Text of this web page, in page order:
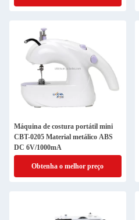
Máquina de costura portátil mini
CBT-0205 Material metálico ABS
DC 6V/1000mA
Obtenha o melhor preço